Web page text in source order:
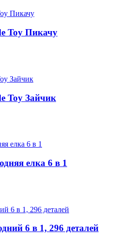
Toy Пикачу
Toy Зайчик
елка 6 в 1
6 в 1, 296 деталей